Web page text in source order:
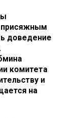
присяжным
доведение
комитета
и
на